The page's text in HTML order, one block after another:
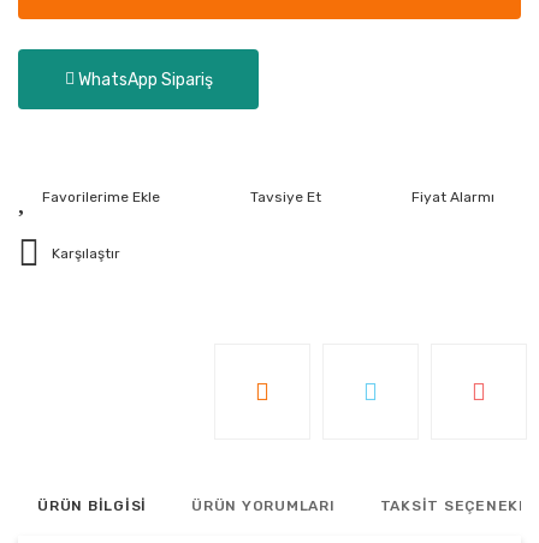
WhatsApp Sipariş
Tavsiye Et Fiyat Alarmı
Karşılaştır
ÜRÜN BİLGİSİ ÜRÜN YORUMLARI TAKSİT